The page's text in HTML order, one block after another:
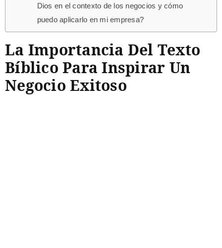
Dios en el contexto de los negocios y cómo
puedo aplicarlo en mi empresa?
La Importancia Del Texto
Bíblico Para Inspirar Un
Negocio Exitoso